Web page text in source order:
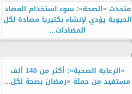
متحدث «الصحة»: سوء استخدام المضاد
الحيوية يؤدي لإنشاء بكتيريا مضادة لكل
المضادات...
«الرعاية الصحية»: أكثر من 140 ألف
مستفيد من حملة «رمضان بصحة لكل...